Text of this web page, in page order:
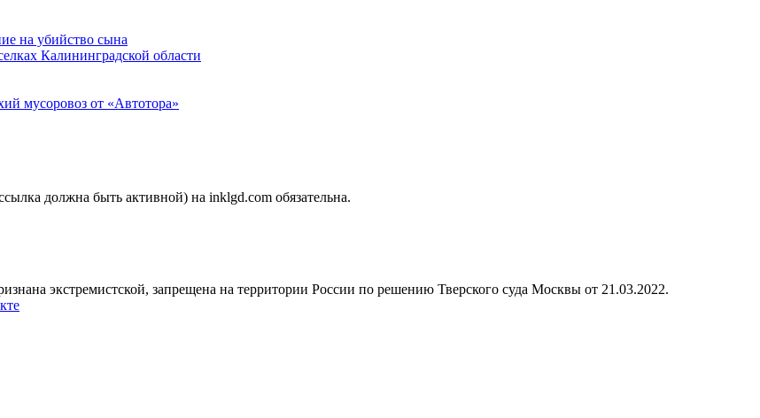
на убийство сына
Калининградской области
мусоровоз от «Автотора»
должна быть активной) на inklgd.com обязательна.
экстремистской, запрещена на территории России по решению Тверского суда Москвы от 21.03.2022.